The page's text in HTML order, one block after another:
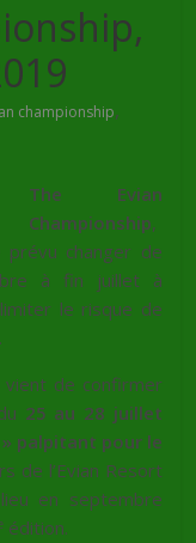
championship,
The Evian
Championship,
prévu changer de
à fin juillet à
le risque de
vient de confirmer
25 au 28 juillet
» palpitant pour le
de l’Evian Resort
en septembre
édition.